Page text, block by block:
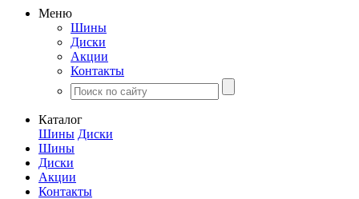
Меню
Шины
Диски
Акции
Контакты
Каталог
Шины Диски
Шины
Диски
Акции
Контакты